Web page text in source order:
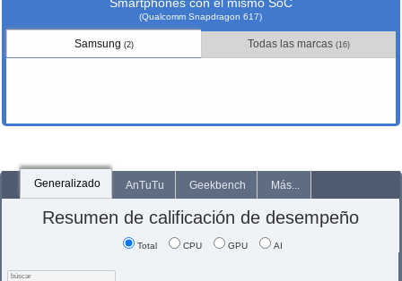
(Qualcomm Snapdragon 617)
Samsung (2) Todas las marcas (16)
Generalizado AnTuTu Geekbench Más...
Resumen de calificación de desempeño
Total CPU GPU AI